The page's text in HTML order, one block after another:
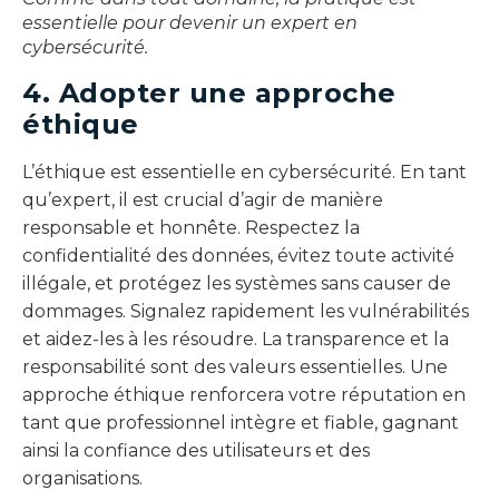
essentielle pour devenir un expert en
cybersécurité.
4. Adopter une approche
éthique
L’éthique est essentielle en cybersécurité. En tant
qu’expert, il est crucial d’agir de manière
responsable et honnête. Respectez la
confidentialité des données, évitez toute activité
illégale, et protégez les systèmes sans causer de
dommages. Signalez rapidement les vulnérabilités
et aidez-les à les résoudre. La transparence et la
responsabilité sont des valeurs essentielles. Une
approche éthique renforcera votre réputation en
tant que professionnel intègre et fiable, gagnant
ainsi la confiance des utilisateurs et des
organisations.